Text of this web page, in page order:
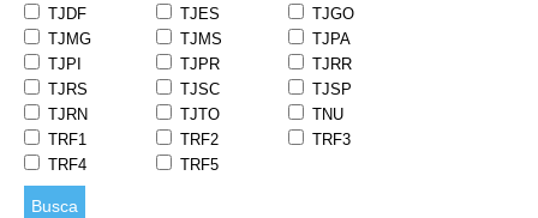
TJDF
TJES
TJGO
TJMG
TJMS
TJPA
TJPI
TJPR
TJRR
TJRS
TJSC
TJSP
TJRN
TJTO
TNU
TRF1
TRF2
TRF3
TRF4
TRF5
Busca